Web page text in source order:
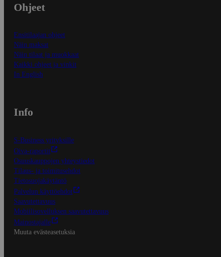
Ohjeet
Ensitilaajan ohjeet
Näin maksat
Näin tilaat ja muokkaat
Kaikki ohjeet ja vinkit
In English
Info
S-Business yrityksille
Oiva-raportit
Osuuskauppojen yhteystiedot
Tilaus- ja toimitusehdot
Tietosuojakäytäntö
Palvelun käyttöehdot
Saavutettavuus
Mobiilisovelluksen saavutettavuus
Mainostajalle
Muuta evästeasetuksia